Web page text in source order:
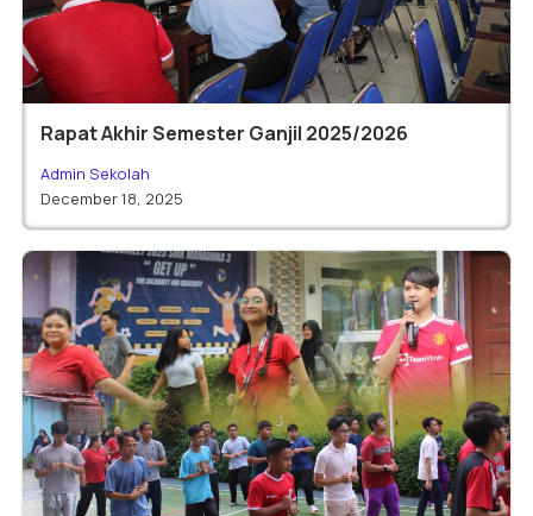
Rapat Akhir Semester Ganjil 2025/2026
Admin Sekolah
December 18, 2025